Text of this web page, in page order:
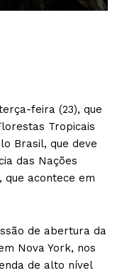
feira (23), que
Tropicais
Brasil, que deve
das Nações
que acontece em
de abertura da
Nova York, nos
de alto nível